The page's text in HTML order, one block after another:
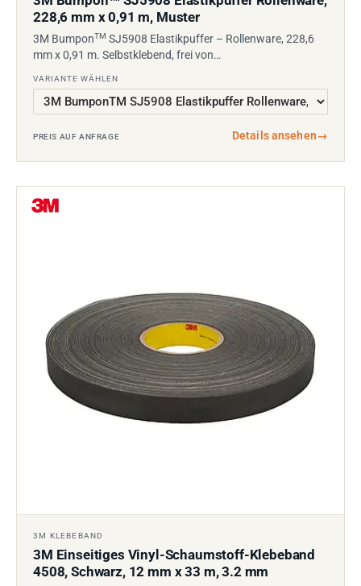
228,6 mm x 0,91 m, Muster
3M BumponTM SJ5908 Elastikpuffer – Rollenware, 228,6
mm x 0,91 m. Selbstklebend, frei von…
VARIANTE WÄHLEN
PREIS AUF ANFRAGE Details ansehen→
3M KLEBEBAND
3M Einseitiges Vinyl-Schaumstoff-Klebeband
4508, Schwarz, 12 mm x 33 m, 3.2 mm